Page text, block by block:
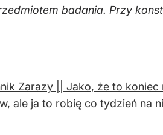
badania. Przy
Zarazy || Jako, że to
ale ja to robię co tydzień na